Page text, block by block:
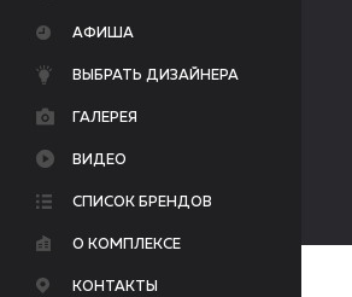
АФИША
ВЫБРАТЬ ДИЗАЙНЕРА
ГАЛЕРЕЯ
ВИДЕО
СПИСОК БРЕНДОВ
О КОМПЛЕКСЕ
КОНТАКТЫ